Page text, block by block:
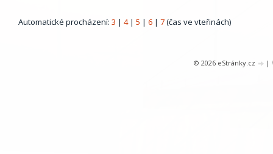
Automatické procházení: 3 | 4| 5 | 6 | 7(čas ve vteřinách)
© 2026 eStránky.cz |